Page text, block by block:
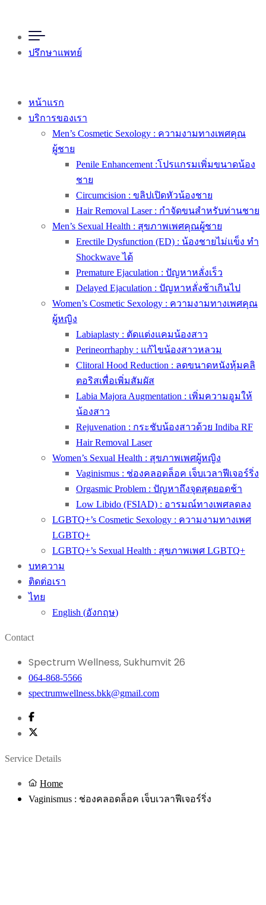
ปรึกษาแพทย์
หน้าแรก
บริการของเรา
Men’s Cosmetic Sexology : ความงามทางเพศคุณ
ผู้ชาย
Penile Enhancement :โปรแกรมเพิ่มขนาดน้อง
ชาย
Circumcision : ขลิปเปิดหัวน้องชาย
Hair Removal Laser : กำจัดขนสำหรับท่านชาย
Men’s Sexual Health : สุขภาพเพศคุณผู้ชาย
Erectile Dysfunction (ED) : น้องชายไม่แข็ง ทำ
Shockwave ได้
Premature Ejaculation : ปัญหาหลั่งเร็ว
Delayed Ejaculation : ปัญหาหลั่งช้าเกินไป
Women’s Cosmetic Sexology : ความงามทางเพศคุณ
ผู้หญิง
Labiaplasty : ตัดแต่งแคมน้องสาว
Perineorrhaphy : แก้ไขน้องสาวหลวม
Clitoral Hood Reduction : ลดขนาดหนังหุ้มคลิ
ตอริสเพื่อเพิ่มสัมผัส
Labia Majora Augmentation : เพิ่มความอูมให้
น้องสาว
Rejuvenation : กระชับน้องสาวด้วย Indiba RF
Hair Removal Laser
Women’s Sexual Health : สุขภาพเพศผู้หญิง
Vaginismus : ช่องคลอดล็อค เจ็บเวลาฟีเจอร์ริ่ง
Orgasmic Problem : ปัญหาถึงจุดสุดยอดช้า
Low Libido (FSIAD) : อารมณ์ทางเพศลดลง
LGBTQ+’s Cosmetic Sexology : ความงามทางเพศ
LGBTQ+
LGBTQ+’s Sexual Health : สุขภาพเพศ LGBTQ+
บทความ
ติดต่อเรา
ไทย
English (อังกฤษ)
Contact
Spectrum Wellness, Sukhumvit 26
064-868-5566
spectrumwellness.bkk@gmail.com
Service Details
Home
Vaginismus : ช่องคลอดล็อค เจ็บเวลาฟีเจอร์ริ่ง